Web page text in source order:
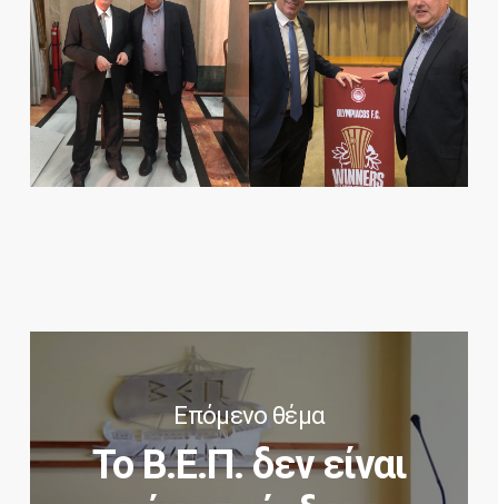
Επόμενο θέμα
Το Β.Ε.Π. δεν είναι